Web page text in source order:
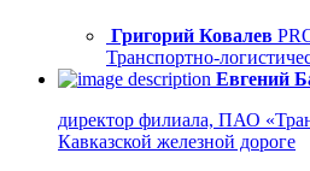
Григорий Ковалев
Транспортно-
Евгений
директор филиала, ПАО
Кавказской железной дороге